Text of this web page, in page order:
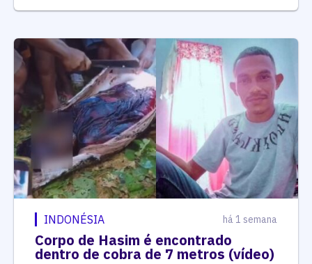
INDONÉSIA há 1 semana
Corpo de Hasim é encontrado
dentro de cobra de 7 metros (vídeo)